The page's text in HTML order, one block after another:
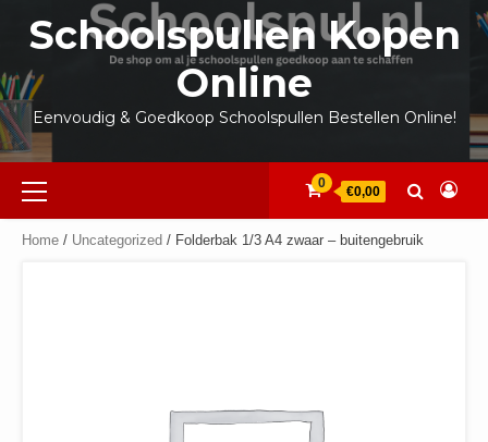
inhoud
Schoolspullen Kopen
Online
Eenvoudig & Goedkoop Schoolspullen Bestellen Online!
Primair
menu
0
€0,00
Home / Uncategorized / Folderbak 1/3 A4 zwaar – buitengebruik